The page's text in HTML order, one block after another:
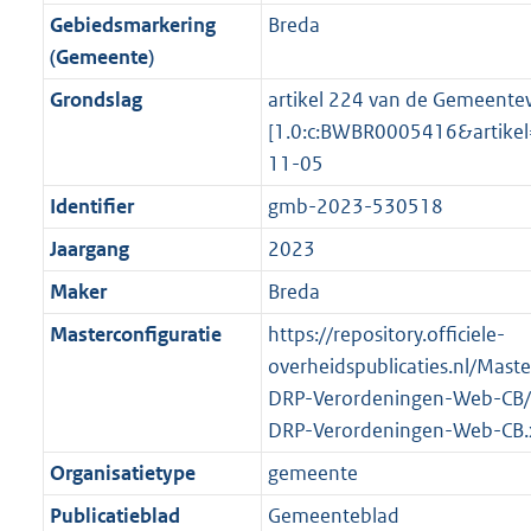
o
m
a
f
r
m
t
n
o
r
a
i
f
o
a
t
b
o
t
e
:
2
K
b
t
t
:
2
Gebiedsmarkering
(Gemeente)
Breda
Grondslag
artikel 224 van de
11-05
Identifier
gmb-2023-530518
Jaargang
2023
Maker
Breda
Masterconfiguratie
https://repository.officiele-
overheidspublicaties.nl/
DRP-Verordeningen-Web-
DRP-Verordeningen-Web-
Organisatietype
gemeente
Publicatieblad
Gemeenteblad